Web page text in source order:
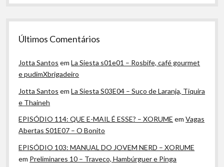
Últimos Comentários
Jotta Santos emLa Siesta s01e01 – Rosbife, café gourmet
e pudimXbrigadeiro
Jotta Santos emLa Siesta S03E04 – Suco de Laranja, Tiquira
e Thaineh
EPISÓDIO 114: QUE E-MAIL É ESSE? – XORUME emVagas
Abertas S01E07 – O Bonito
EPISÓDIO 103: MANUAL DO JOVEM NERD – XORUME
em Preliminares 10 – Traveco, Hambúrguer e Pinga